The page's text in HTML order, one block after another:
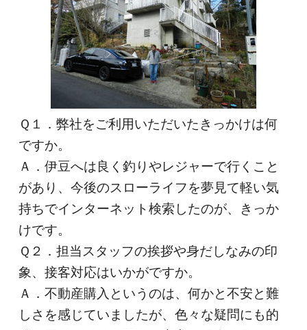
Ｑ１．弊社をご利用いただいたきっかけは何
ですか。
Ａ．伊豆へは良く釣りやレジャーで行くこと
があり、今後のスローライフを夢見て軽い気
持ちでインターネット検索したのが、きっか
けです。
Ｑ２．担当スタッフの挨拶や身だしなみの印
象、接客対応はいかがですか。
Ａ．不動産購入というのは、何かと不安と難
しさを感じていましたが、色々な疑問にも的